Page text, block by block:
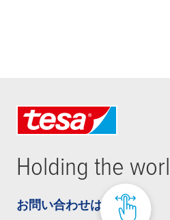
Holding the
お問い合わせはこちら